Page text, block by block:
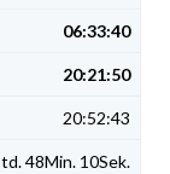
06:33:40
20:21:50
20:52:43
48Min. 10Sek.